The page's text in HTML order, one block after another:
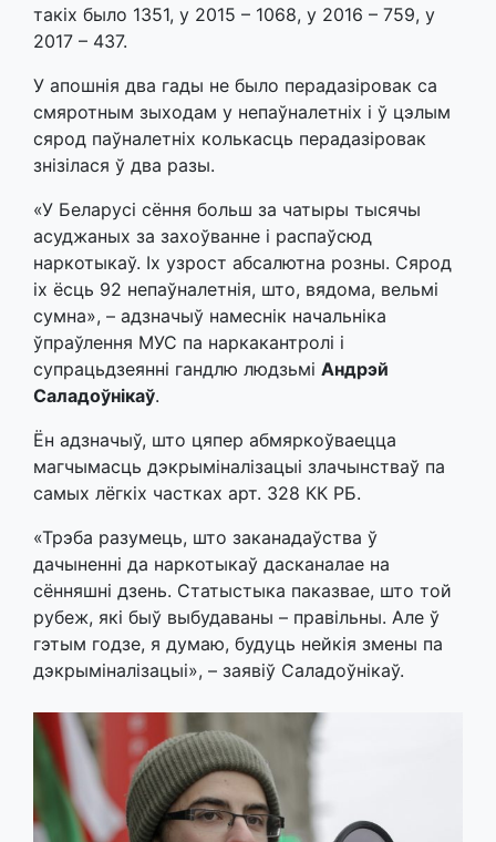
такіх было 1351, у 2015 – 1068, у 2016 – 759, у
2017 – 437.
У апошнія два гады не было перадазіровак са
смяротным зыходам у непаўналетніх і ў цэлым
сярод паўналетніх колькасць перадазіровак
знізілася ў два разы.
«У Беларусі сёння больш за чатыры тысячы
асуджаных за захоўванне і распаўсюд
наркотыкаў. Іх узрост абсалютна розны. Сярод
іх ёсць 92 непаўналетнія, што, вядома, вельмі
сумна», – адзначыў намеснік начальніка
ўпраўлення МУС па наркакантролі і
супрацьдзеянні гандлю людзьмі Андрэй
Саладоўнікаў.
Ён адзначыў, што цяпер абмяркоўваецца
магчымасць дэкрыміналізацыі злачынстваў па
самых лёгкіх частках арт. 328 КК РБ.
«Трэба разумець, што заканадаўства ў
дачыненні да наркотыкаў дасканалае на
сённяшні дзень. Статыстыка паказвае, што той
рубеж, які быў выбудаваны – правільны. Але ў
гэтым годзе, я думаю, будуць нейкія змены па
дэкрыміналізацыі», – заявіў Саладоўнікаў.